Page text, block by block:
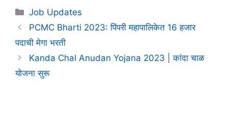
Categories
Job Updates
PCMC Bharti 2023: पिंपरी महापालिकेत 16 हजार
पदाची मेगा भरती
Kanda Chal Anudan Yojana 2023 | कांदा चाळ
योजना सुरू